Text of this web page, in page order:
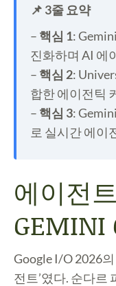
📌 3줄 요약
– 핵심 1:
진화하며 AI 에
– 핵심 2:
합한 에이전틱
– 핵심 3:
로 실시간 에이
에이전
GEMINI
Google I/O 2026
전트’였다. 순다르